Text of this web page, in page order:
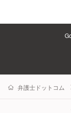
弁護士ドットコム